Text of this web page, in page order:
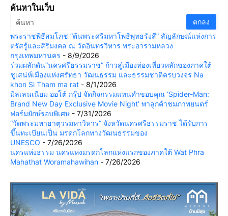
ค้นหาในเว็บ
พระราชพิธีสมโภช “ต้นพระศรีมหาโพธิพุทธรังสี” สัญลักษณ์แห่งการ
ตรัสรู้และสิริมงคล ณ วัดอินทรวิหาร พระอารามหลวง
กรุงเทพมหานคร - 8/9/2026
ร่วมผลักดัน“นครศรีธรรมราช” ก้าวสู่เมืองท่องเที่ยวหลักของภาคใต้
ชูเสน่ห์เมืองแห่งศรัทธา วัฒนธรรม และธรรมชาติครบวงจร Na
khon Si Tham ma rat - 8/1/2026
มิลเลนเนียม ออโต้ กรุ๊ป จัดกิจกรรมแทนคำขอบคุณ ‘Spider-Man:
Brand New Day Exclusive Movie Night’ พาลูกค้าชมภาพยนตร์
ฟอร์มยักษ์รอบพิเศษ - 7/31/2026
“วัดพระมหาธาตุวรมหาวิหาร” จังหวัดนครศรีธรรมราช ได้รับการ
ขึ้นทะเบียนเป็น มรดกโลกทางวัฒนธรรมของ
UNESCO - 7/26/2026
นครแห่งธรรม นครแห่งมรดกโลกแห่งแรกของภาคใต้ Wat Phra
Mahathat Woramahawihan - 7/26/2026